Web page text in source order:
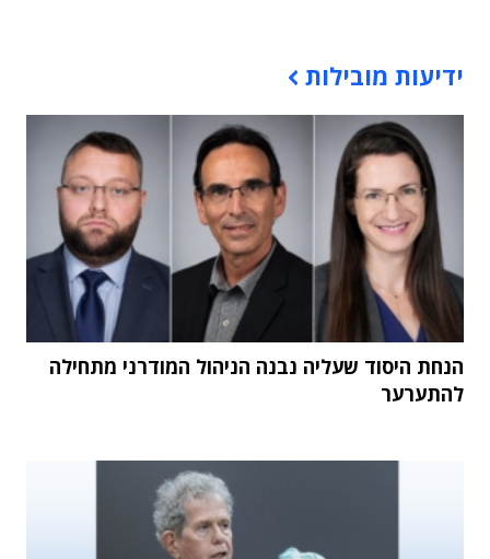
ידיעות מובילות
הנחת היסוד שעליה נבנה הניהול המודרני מתחילה
להתערער